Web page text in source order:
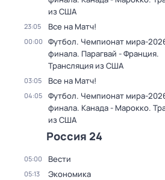
из США
23:05 Все на Матч!
00:00
Футбол. Чемпионат мира-
финала. Парагвай - Франция.
Трансляция из США
03:05 Все на Матч!
04:05
Футбол. Чемпионат мира-
финала. Канада - Марокко.
из США
Россия 24
05:00 Вести
05:13 Экономика